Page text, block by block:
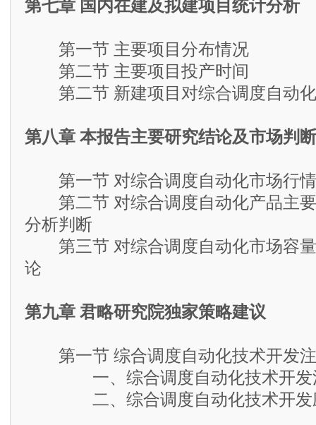
第七章 国内在建及拟建项目统计分析
第一节 主要项目分布情况
第二节 主要项目投产时间
第二节 新建项目对综合调度自动化
第八章 本报告主要研究结论及市场判断
第一节 对综合调度自动化市场行情
第二节 对综合调度自动化产品主要
分析判断
第三节 对综合调度自动化市场容量
论
第九章 君略研究院独家策略建议
第一节 综合调度自动化技术开发注
一、综合调度自动化技术开发
二、综合调度自动化技术开发